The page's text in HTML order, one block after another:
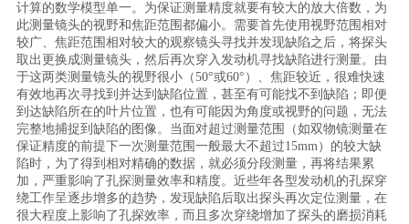
计算的数学模型单一。为保证测量精度就要有较大的放大倍数，为
此测量镜头的视野和焦距范围都偏小。需要首先使用视野范围相对
较广、焦距范围相对较大的观察镜头寻找并发现缺陷之后，将探头
取出更换成测量镜头，然后再次穿入发动机寻找缺陷进行测量。由
于这两类测量镜头的视野很小（50°或60°）、焦距较近，很难快速
有效地再次寻找到并达到缺陷位置，甚至有可能找不到缺陷；即便
到达缺陷所在的叶片位置，也有可能因为角度或视野的问题，无法
完整地捕捉到缺陷的图像。当面对超过测量范围（如双物镜测量在
保证精度的前提下一次测量范围一般最大不超过15mm）的较大缺
陷时，为了得到相对精确的数据，就必须分段测量，再将结果累
加，严重影响了孔探测量效率和精度。近些年各型发动机的孔探穿
绕工作呈逐步增多的趋势，发现缺陷后取出探头再次定位测量，在
很大程度上影响了孔探效率，而且多次穿绕增加了探头的磨损消耗